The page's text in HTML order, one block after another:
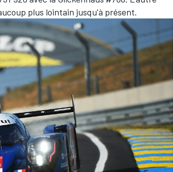
plus lointain jusqu'à présent.